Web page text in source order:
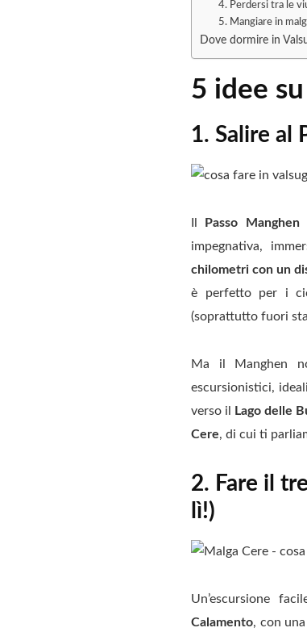
4. Perdersi tra le
5. Mangiare in
Dove dormire in
5 idee
1. Salire al
Passo Manghen
impegnativa,
chilometri con un
è perfetto per i
(soprattutto fuori
Ma il Manghen
escursionistici,
verso il
Lago delle
Cere, di cui ti
2. Fare il
lì!)
Un’escursione
Calamento, con